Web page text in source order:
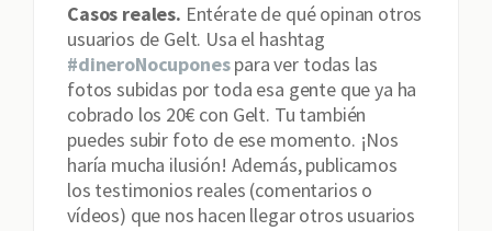
Casos reales. Entérate de qué opinan otros
usuarios de Gelt. Usa el hashtag
#dineroNocuponespara ver todas las
fotos subidas por toda esa gente que ya ha
cobrado los 20€ con Gelt. Tu también
puedes subir foto de ese momento. ¡Nos
haría mucha ilusión! Además, publicamos
los testimonios reales (comentarios o
vídeos) que nos hacen llegar otros usuarios